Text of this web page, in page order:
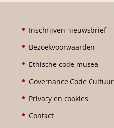
Inschrijven nieuwsbrief
Bezoekvoorwaarden
Ethische code musea
Governance Code Cultuur
Privacy en cookies
Contact